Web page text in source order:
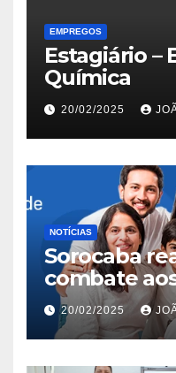
EMPREGOS
Estagiário –
Química
20/02/2025
NOTÍCIAS
Sorocaba
combate
Jardim São
20/02/2025